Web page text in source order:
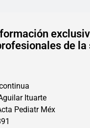
de la
Ituarte
Pediatr Méx